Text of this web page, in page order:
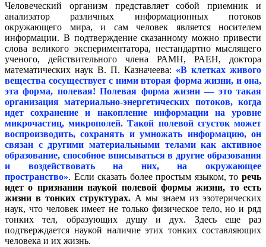
Человеческий организм представляет собой приемник и
анализатор различных информационных потоков
окружающего мира, и сам человек является носителем
информации. В подтверждение сказанному можно привести
слова великого экспериментатора, нестандартно мыслящего
ученого, действительного члена РАМН, РАЕН, доктора
математических наук В. П. Казначеева: «В клетках живого
вещества сосуществует с ними вторая форма жизни, и она,
эта форма, полевая! Полевая форма жизни — это такая
организация материально-энергетических потоков, когда
идет сохранение и накопление информации на уровне
микрочастиц, микрополей. Такой полевой сгусток может
воспроизводить, сохранять и умножать информацию, он
связан с другими материальными телами как активное
образование, способное вписываться в другие образования
и воздействовать на них, на окружающее
пространство». Если сказать более простым языком, торечь
идет о признании наукой полевой формы жизни, то есть
жизни в тонких структурах. А мы знаем из эзотерических
наук, что человек имеет не только физическое тело, но и ряд
тонких тел, образующих душу и дух. Здесь еще раз
подтверждается наукой наличие этих тонких составляющих
человека и их жизнь.